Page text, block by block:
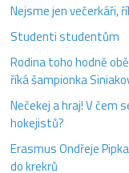
Nejsme jen večerkáři,
Studenti studentům
Rodina toho hodně
říká šampionka
Nečekej a hraj! V čem
hokejistů?
Erasmus Ondřeje
do krekrů